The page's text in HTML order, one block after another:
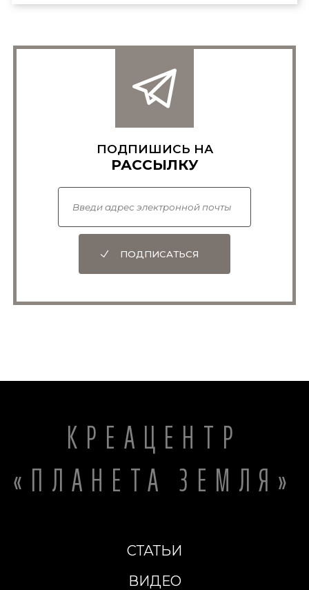
ПОДПИШИСЬ НА
РАССЫЛКУ
ПОДПИСАТЬСЯ
КРЕАЦЕНТР
«ПЛАНЕТА ЗЕМЛЯ»
СТАТЬИ
ВИДЕО